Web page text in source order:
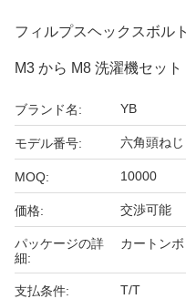
フィルプスヘックスボル
M3 から M8 洗濯機セット
ブランド名: YB
モデル番号: 六角頭ねじ
MOQ: 10000
価格: 交渉可能
パッケージの詳
細:
カートン
支払条件: T/T